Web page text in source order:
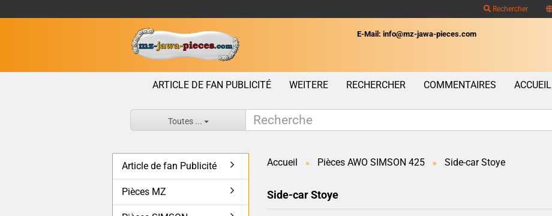
Rechercher
Wohnort
E-Mail: info@mz-jawa-pieces.com
ARTICLE DE FAN PUBLICITÉ RECHERCHER COMMENTAIRES ACCUEIL
WEITERE
Toutes ...
Accueil » Pièces AWO SIMSON 425 » Side-car Stoye
Side-car Stoye
Article de fan Publicité
Pièces MZ